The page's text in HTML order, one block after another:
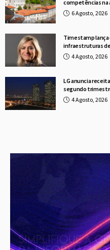
competências na
6 Agosto, 2026
Timestamp lança
infraestruturas
4 Agosto, 2026
LG anuncia
segundo
4 Agosto, 2026